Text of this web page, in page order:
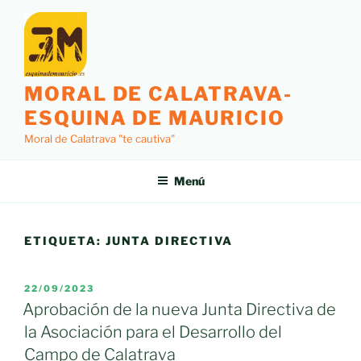
contenido
MORAL DE CALATRAVA-
ESQUINA DE MAURICIO
Moral de Calatrava "te cautiva"
Menú
ETIQUETA: JUNTA DIRECTIVA
PUBLICADO
EL
22/09/2023
Aprobación de la nueva Junta Directiva de
la Asociación para el Desarrollo del
Campo de Calatrava